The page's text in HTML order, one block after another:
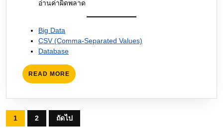
อ่านค่าผิดพลาด
Big Data
CSV (Comma-Separated Values)
Database
READ MORE READ
MORE
Posts
1 2 ถัดไป